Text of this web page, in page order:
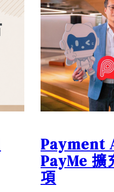
Payment
PayMe 擴
項